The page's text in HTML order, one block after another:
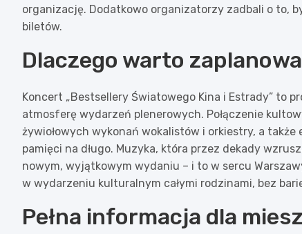
organizację. Dodatkowo organizatorzy zadbali o to,
biletów.
Dlaczego warto
Koncert „Bestsellery Światowego Kina i Estrady” to
atmosferę wydarzeń plenerowych. Połączenie
żywiołowych wykonań wokalistów i orkiestry, a
pamięci na długo. Muzyka, która przez dekady
nowym, wyjątkowym wydaniu – i to w sercu
w wydarzeniu kulturalnym całymi rodzinami, bez
Pełna informacja dla